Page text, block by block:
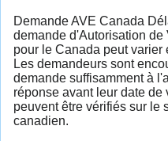
Demande AVE Canada
demande d'Autorisation
pour le Canada peut varier
Les demandeurs sont
demande suffisamment à
réponse avant leur date
peuvent être vérifiés sur le
canadien.